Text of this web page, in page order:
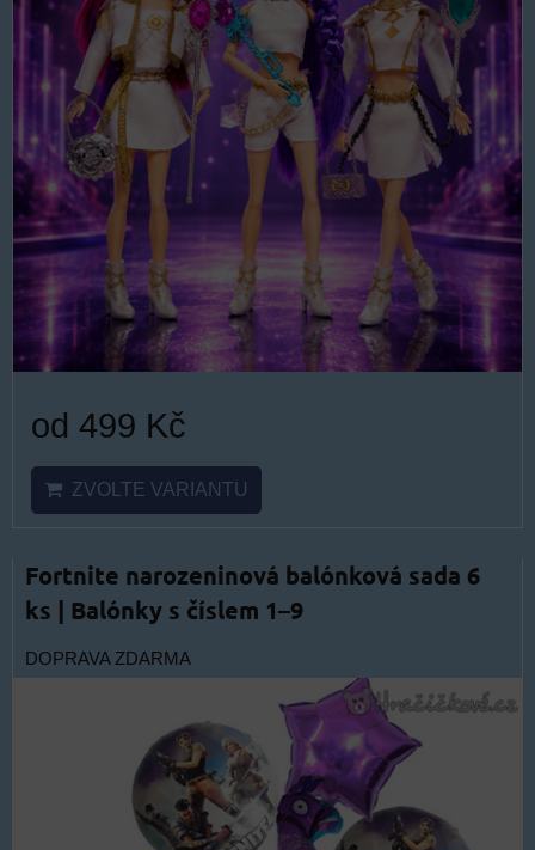
od 499 Kč
ZVOLTE VARIANTU
Fortnite narozeninová balónková sada 6
ks | Balónky s číslem 1–9
DOPRAVA ZDARMA